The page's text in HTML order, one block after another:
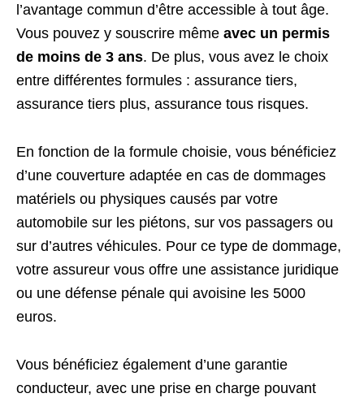
l’avantage commun d’être accessible à tout âge.
Vous pouvez y souscrire même avec un permis
de moins de 3 ans. De plus, vous avez le choix
entre différentes formules : assurance tiers,
assurance tiers plus, assurance tous risques.
En fonction de la formule choisie, vous bénéficiez
d’une couverture adaptée en cas de dommages
matériels ou physiques causés par votre
automobile sur les piétons, sur vos passagers ou
sur d’autres véhicules. Pour ce type de dommage,
votre assureur vous offre une assistance juridique
ou une défense pénale qui avoisine les 5000
euros.
Vous bénéficiez également d’une garantie
conducteur, avec une prise en charge pouvant